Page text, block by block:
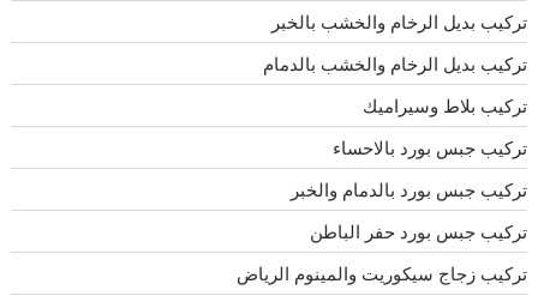
تركيب بديل الرخام والخشب بالخبر
تركيب بديل الرخام والخشب بالدمام
تركيب بلاط وسيراميك
تركيب جبس بورد بالاحساء
تركيب جبس بورد بالدمام والخبر
تركيب جبس بورد حفر الباطن
تركيب زجاج سيكوريت والمينوم الرياض